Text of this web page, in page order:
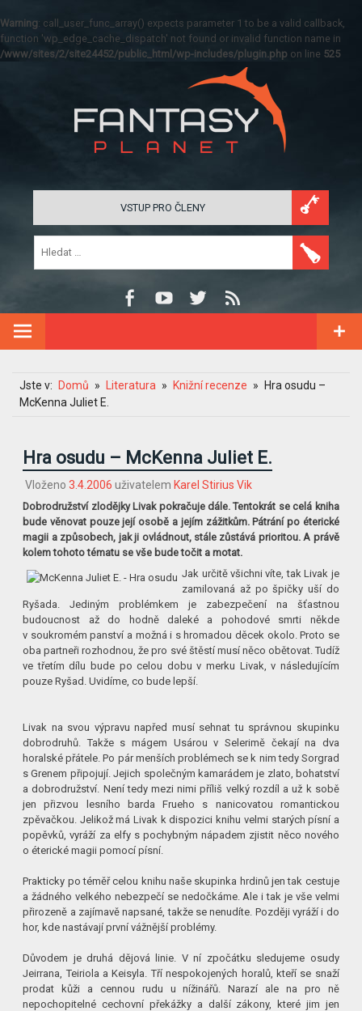
Warning: call_user_func_array() expects parameter 1 to be a valid callback,
function 'wp_edge_cache_dispatch' not found or invalid function name in
/www/sites/2/site24452/public_html/wp-includes/plugin.php on line 525
VSTUP PRO ČLENY
Jste v: Domů Literatura Knižní recenze
Hra osudu –
McKenna Juliet E.
Hra osudu – McKenna Juliet E.
Vloženo 3.4.2006 uživatelem Karel Stirius Vik
Dobrodružství zlodějky Livak pokračuje dále. Tentokrát se celá kniha
bude věnovat pouze její osobě a jejím zážitkům. Pátrání po éterické
magii a způsobech, jak ji ovládnout, stále zůstává prioritou. A právě
kolem tohoto tématu se vše bude točit a motat.
Jak určitě všichni víte, tak Livak je
zamilovaná až po špičky uší do
Ryšada. Jediným problémkem je zabezpečení na šťastnou
budoucnost až do hodně daleké a pohodové smrti někde
v soukromém panství a možná i s hromadou děcek okolo. Proto se
oba partneři rozhodnou, že pro své štěstí musí něco obětovat. Tudíž
ve třetím dílu bude po celou dobu v merku Livak, v následujícím
pouze Ryšad. Uvidíme, co bude lepší.
Livak na svou výpravu napřed musí sehnat tu správnou skupinku
dobrodruhů. Takže s mágem Usárou v Selerimě čekají na dva
horalské přátele. Po pár menších problémech se k nim tedy Sorgrad
s Grenem připojují. Jejich společným kamarádem je zlato, bohatství
a dobrodružství. Není tedy mezi nimi příliš velký rozdíl a už k sobě
jen přizvou lesního barda Frueho s nanicovatou romantickou
zpěvačkou. Jelikož má Livak k dispozici knihu velmi starých písní a
popěvků, vyráží za elfy s pochybným nápadem zjistit něco nového
o éterické magii pomocí písní.
Prakticky po téměř celou knihu naše skupinka hrdinů jen tak cestuje
a žádného velkého nebezpečí se nedočkáme. Ale i tak je vše velmi
přirozeně a zajímavě napsané, takže se nenudíte. Později vyráží i do
hor, kde nastávají první vážnější problémy.
Důvodem je druhá dějová linie. V ní zpočátku sledujeme osudy
Jeirrana, Teiriola a Keisyla. Tří nespokojených horalů, kteří se snaží
prodat kůži a cennou rudu u nížinářů. Narazí ale na pro ně
nepochopitelné cechovní překážky a další zákony, které jim jen